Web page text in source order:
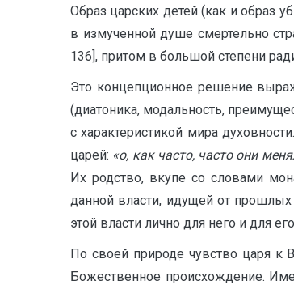
Образ царских детей (как и образ
в измученной душе смертельно
136], притом в большой степени
Это концепционное решение
(диатоника, модальность,
с характеристикой мира
царей: «о, как часто, часто они
Их родство, вкупе со словами
данной власти, идущей от
этой власти лично для него и для
По своей природе чувство царя
Божественное происхождение.